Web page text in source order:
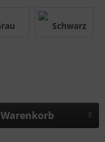
Warenkorb